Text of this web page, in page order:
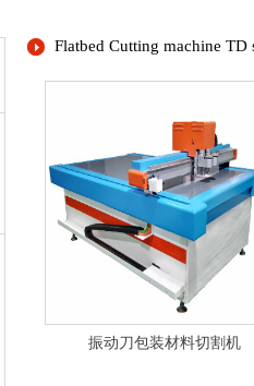
Flatbed Cutting machine TD
振动刀包装材料切割机